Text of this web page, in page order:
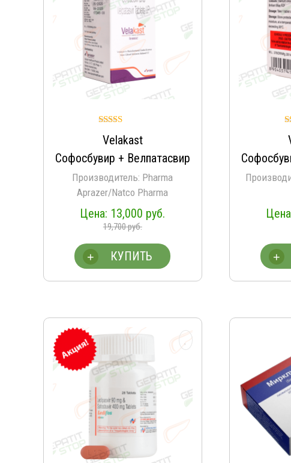
5.00
из 5
Velakast
Софосбувир + Велпатасвир
Производитель: Pharma
Aprazer/Natco Pharma
13,000 руб.
19,700руб.
КУПИТЬ
+ +